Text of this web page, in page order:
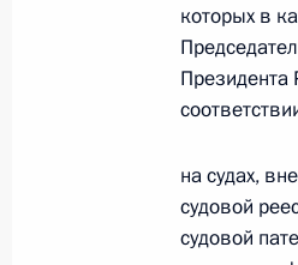
О внесении
26 июля 2026
О
которых в
Президента
на судах,
судовой
судовой